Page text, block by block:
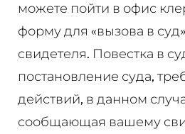
можете пойти в офис
форму для «вызова в
свидетеля. Повестка в
постановление суда,
действий, в данном
сообщающая вашему